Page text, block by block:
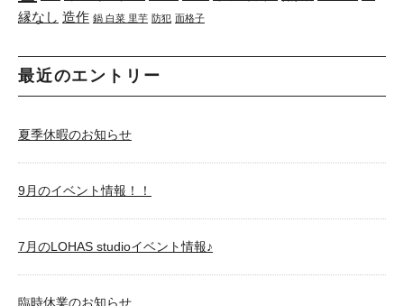
縁なし 造作 鍋 白菜 里芋 防犯 面格子
最近のエントリー
夏季休暇のお知らせ
9月のイベント情報！！
7月のLOHAS studioイベント情報♪
臨時休業のお知らせ